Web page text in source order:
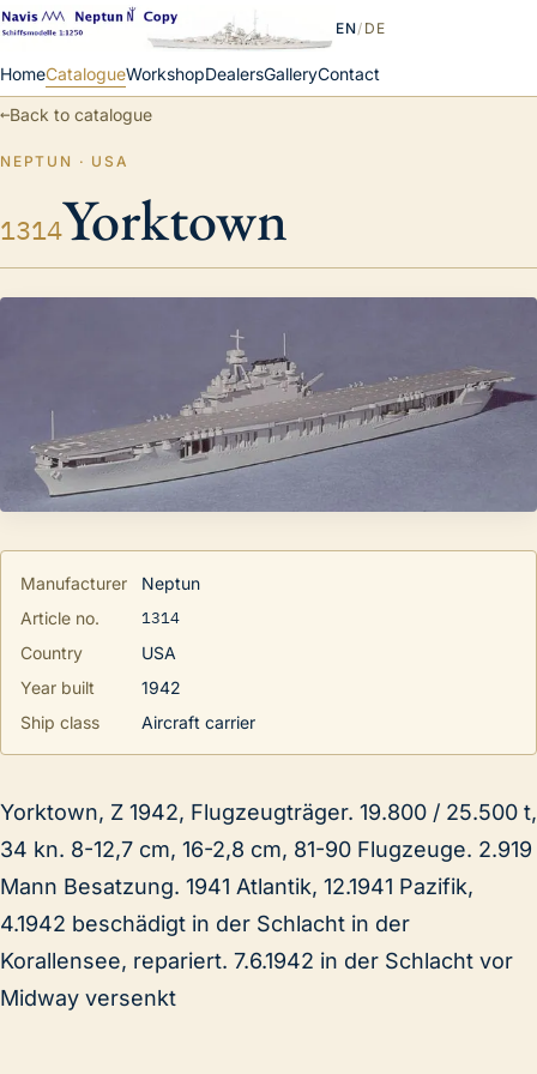
HomeCatalogueWorkshopDealersGalleryContact
EN/ DE
←Back to catalogue
NEPTUN · USA
1314Yorktown
Manufacturer
Neptun
Article no.
1314
Country
USA
Year built
1942
Ship class
Aircraft carrier
Yorktown, Z 1942, Flugzeugträger. 19.800 / 25.500 t,
34 kn. 8-12,7 cm, 16-2,8 cm, 81-90 Flugzeuge. 2.919
Mann Besatzung. 1941 Atlantik, 12.1941 Pazifik,
4.1942 beschädigt in der Schlacht in der
Korallensee, repariert. 7.6.1942 in der Schlacht vor
Midway versenkt